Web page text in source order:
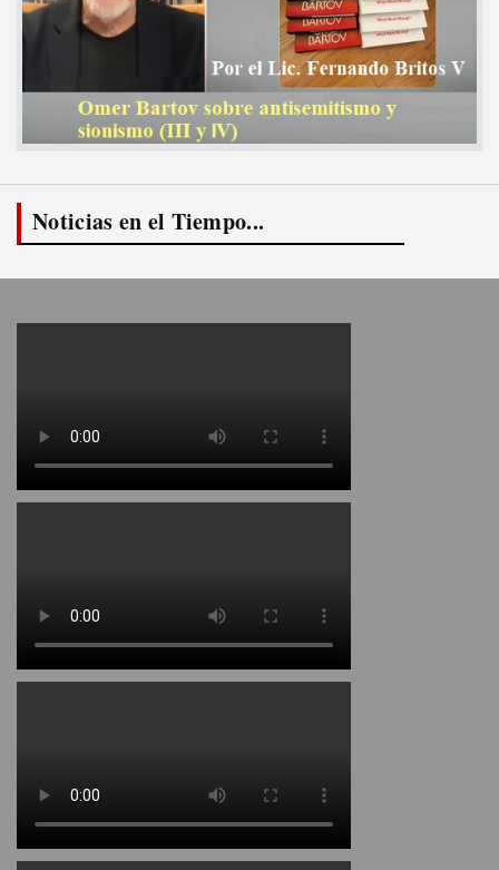
Noticias en el Tiempo...